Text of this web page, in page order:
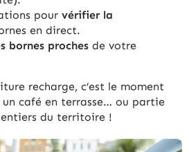
pour vérifier la
en direct.
bornes proches de votre
recharge, c’est le moment
café en terrasse… ou partie
du territoire !